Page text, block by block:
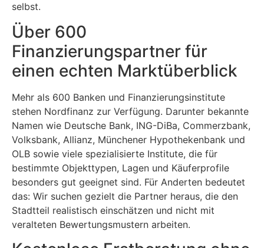
selbst.
Über 600
Finanzierungspartner für
einen echten Marktüberblick
Mehr als 600 Banken und Finanzierungsinstitute
stehen Nordfinanz zur Verfügung. Darunter bekannte
Namen wie Deutsche Bank, ING-DiBa, Commerzbank,
Volksbank, Allianz, Münchener Hypothekenbank und
OLB sowie viele spezialisierte Institute, die für
bestimmte Objekttypen, Lagen und Käuferprofile
besonders gut geeignet sind. Für Anderten bedeutet
das: Wir suchen gezielt die Partner heraus, die den
Stadtteil realistisch einschätzen und nicht mit
veralteten Bewertungsmustern arbeiten.